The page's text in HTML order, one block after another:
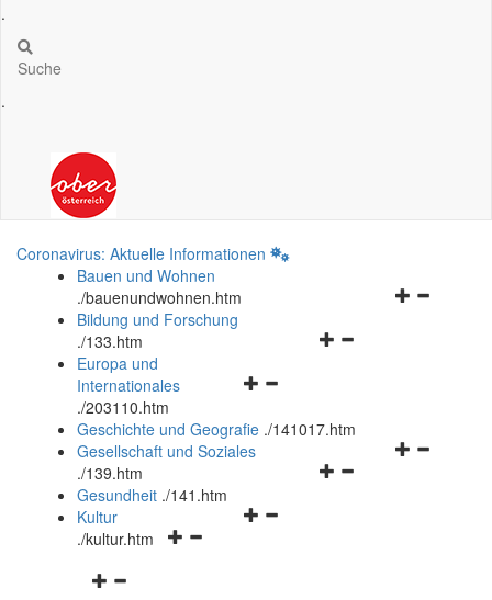
.
Suche
.
Coronavirus: Aktuelle Informationen
Bauen und Wohnen
./bauenundwohnen.htm
Navigationsmenü
Bildung und Forschung
./133.htm
Navigationsmenü
und
schließen
Europa und
Internationales
./203110.htm
Geschichte und Geografie ./141017.htm
Navigationsmenü
Gesellschaft und Soziales
./139.htm
Navigationsmenü
Gesundheit ./141.htm
Navigationsmenü
Kultur
./kultur.htm
Navigationsmenü